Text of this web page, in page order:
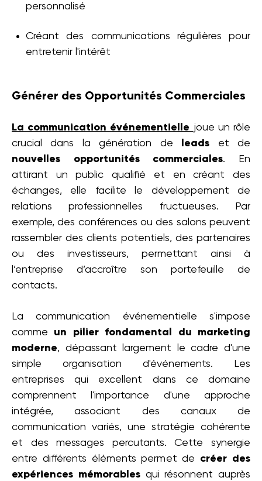
personnalisé
Créant des communications régulières pour
entretenir l'intérêt
Générer des Opportunités Commerciales
La communication événementielle joue un rôle
crucial dans la génération de
leads et de
nouvelles opportunités commerciales. En
attirant un public qualifié et en créant des
échanges, elle facilite le développement de
relations professionnelles fructueuses. Par
exemple, des conférences ou des salons peuvent
rassembler des clients potentiels, des partenaires
ou des investisseurs, permettant ainsi à
l’entreprise d’accroître son portefeuille de
contacts.
La communication événementielle s'impose
comme un pilier fondamental du marketing
moderne, dépassant largement le cadre d'une
simple organisation d'événements. Les
entreprises qui excellent dans ce domaine
comprennent l'importance d'une approche
intégrée, associant des canaux de
communication variés, une stratégie cohérente
et des messages percutants. Cette synergie
entre différents éléments permet de créer des
expériences mémorables qui résonnent auprès